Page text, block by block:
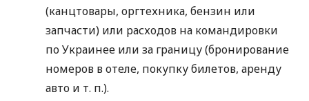
(канцтовары, оргтехника, бензин или
запчасти) или расходов на командировки
по Украинее или за границу (бронирование
номеров в отеле, покупку билетов, аренду
авто и т. п.).